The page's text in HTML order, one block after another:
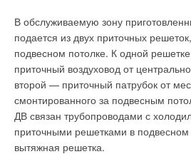
В обслуживаемую зону
подается из двух приточных
подвесном потолке. К одной
приточный воздуховод от
второй — приточный патрубок от
смонтированного за подвесным
ДВ связан трубопроводами с
приточными решетками в
вытяжная решетка.
жидкотопливные котлы;
❏ водогрейные конденсационные
❏ парогенераторы и паровые
котлы;
❏ котлы на твердом топливе;
❏ встроенные, настенные,